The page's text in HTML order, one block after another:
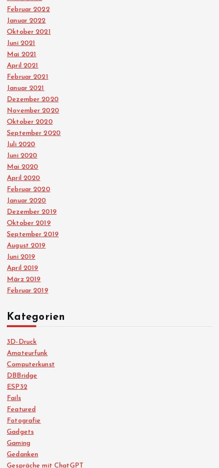
Februar 2022
Januar 2022
Oktober 2021
Juni 2021
Mai 2021
April 2021
Februar 2021
Januar 2021
Dezember 2020
November 2020
Oktober 2020
September 2020
Juli 2020
Juni 2020
Mai 2020
April 2020
Februar 2020
Januar 2020
Dezember 2019
Oktober 2019
September 2019
August 2019
Juni 2019
April 2019
März 2019
Februar 2019
Kategorien
3D-Druck
Amateurfunk
Computerkunst
DBBridge
ESP32
Fails
Featured
Fotografie
Gadgets
Gaming
Gedanken
Gespräche mit ChatGPT